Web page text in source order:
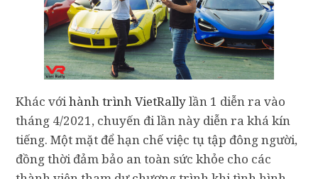
Khác vớihành trình VietRallylần 1 diễn ra vào
tháng 4/2021, chuyến đi lần này diễn ra khá kín
tiếng. Một mặt để hạn chế việc tụ tập đông người,
đồng thời đảm bảo an toàn sức khỏe cho các